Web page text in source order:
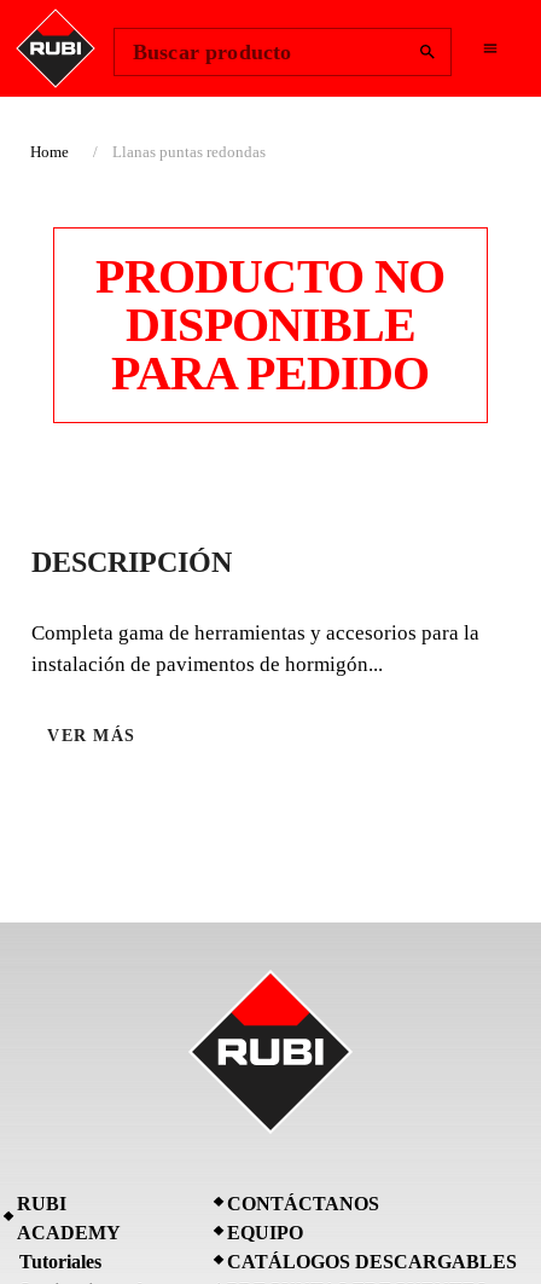
Buscar producto
Home Llanas puntas redondas
PRODUCTO NO
DISPONIBLE
PARA PEDIDO
LLANAS PUNTAS
REDONDAS
Completa gama de herramientas y accesorios para la
instalación de pavimentos de hormigón impreso.
DESCRIPCIÓN
Completa gama de herramientas y accesorios para la
instalación de pavimentos de hormigón...
VER MÁS
RUBI
ACADEMY
Tutoriales
CONTÁCTANOS
EQUIPO
CATÁLOGOS DESCARGABLES